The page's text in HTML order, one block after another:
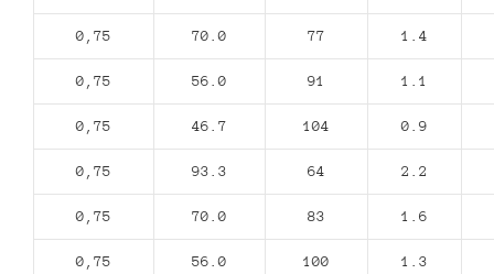
0,75 70.0 77 1.4
0,75 56.0 91 1.1
0,75 46.7 104 0.9
0,75 93.3 64 2.2
0,75 70.0 83 1.6
0,75 56.0 100 1.3